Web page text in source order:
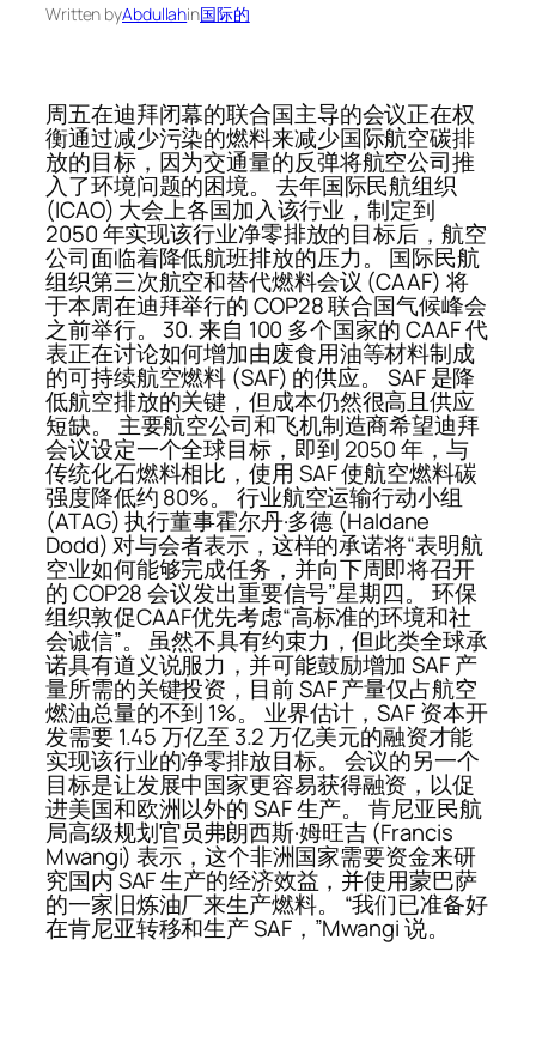
Written byAbdullahin国际的
周五在迪拜闭幕的联合国主导的会议正在权
衡通过减少污染的燃料来减少国际航空碳排
放的目标，因为交通量的反弹将航空公司推
入了环境问题的困境。 去年国际民航组织
(ICAO) 大会上各国加入该行业，制定到
2050 年实现该行业净零排放的目标后，航空
公司面临着降低航班排放的压力。 国际民航
组织第三次航空和替代燃料会议 (CAAF) 将
于本周在迪拜举行的 COP28 联合国气候峰会
之前举行。 30. 来自 100 多个国家的 CAAF 代
表正在讨论如何增加由废食用油等材料制成
的可持续航空燃料 (SAF) 的供应。 SAF 是降
低航空排放的关键，但成本仍然很高且供应
短缺。 主要航空公司和飞机制造商希望迪拜
会议设定一个全球目标，即到 2050 年，与
传统化石燃料相比，使用 SAF 使航空燃料碳
强度降低约 80%。 行业航空运输行动小组
(ATAG) 执行董事霍尔丹·多德 (Haldane
Dodd) 对与会者表示，这样的承诺将“表明航
空业如何能够完成任务，并向下周即将召开
的 COP28 会议发出重要信号”星期四。 环保
组织敦促CAAF优先考虑“高标准的环境和社
会诚信”。 虽然不具有约束力，但此类全球承
诺具有道义说服力，并可能鼓励增加 SAF 产
量所需的关键投资，目前 SAF 产量仅占航空
燃油总量的不到 1%。 业界估计，SAF 资本开
发需要 1.45 万亿至 3.2 万亿美元的融资才能
实现该行业的净零排放目标。 会议的另一个
目标是让发展中国家更容易获得融资，以促
进美国和欧洲以外的 SAF 生产。 肯尼亚民航
局高级规划官员弗朗西斯·姆旺吉 (Francis
Mwangi) 表示，这个非洲国家需要资金来研
究国内 SAF 生产的经济效益，并使用蒙巴萨
的一家旧炼油厂来生产燃料。 “我们已准备好
在肯尼亚转移和生产 SAF，”Mwangi 说。